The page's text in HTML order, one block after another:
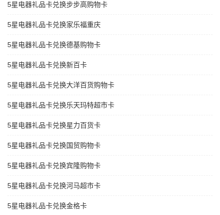
5星电器礼品卡兑换步步高购物卡
5星电器礼品卡兑换家乐福重庆
5星电器礼品卡兑换德基购物卡
5星电器礼品卡兑换新百卡
5星电器礼品卡兑换大洋百货购物卡
5星电器礼品卡兑换乐天玛特超市卡
5星电器礼品卡兑换星力百货卡
5星电器礼品卡兑换国贸购物卡
5星电器礼品卡兑换宾隆购物卡
5星电器礼品卡兑换河马超市卡
5星电器礼品卡兑换金格卡